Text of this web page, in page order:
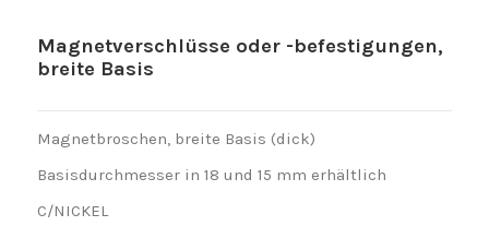
Magnetverschlüsse oder -befestigungen,
breite Basis
Magnetbroschen, breite Basis (dick)
Basisdurchmesser in 18 und 15 mm erhältlich
C/NICKEL